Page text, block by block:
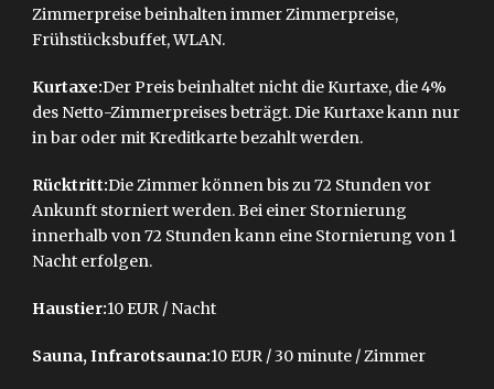
Zimmerpreise beinhalten immer Zimmerpreise,
Frühstücksbuffet, WLAN.
Kurtaxe:Der Preis beinhaltet nicht die Kurtaxe, die 4%
des Netto-Zimmerpreises beträgt. Die Kurtaxe kann nur
in bar oder mit Kreditkarte bezahlt werden.
Rücktritt:Die Zimmer können bis zu 72 Stunden vor
Ankunft storniert werden. Bei einer Stornierung
innerhalb von 72 Stunden kann eine Stornierung von 1
Nacht erfolgen.
Haustier:10 EUR / Nacht
Sauna, Infrarotsauna:10 EUR / 30 minute / Zimmer